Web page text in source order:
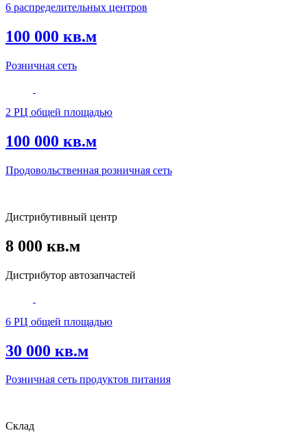
6 распределительных центров
100 000 кв.м
Розничная сеть
2 РЦ общей площадью
100 000 кв.м
Продовольственная розничная сеть
Дистрибутивный центр
8 000 кв.м
Дистрибутор автозапчастей
6 РЦ общей площадью
30 000 кв.м
Розничная сеть продуктов питания
Склад